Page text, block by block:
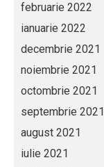
februarie 2022
ianuarie 2022
decembrie 2021
noiembrie 2021
octombrie 2021
septembrie 2021
august 2021
iulie 2021